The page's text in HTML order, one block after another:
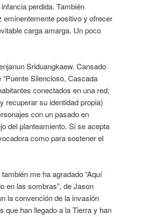
perdida. También
eminentemente positivo y ofrecer
carga amarga. Un poco
Sriduangkaew. Cansado
Silencioso, Cascada
conectados en una red;
recuperar su identidad propia)
con un pasado en
del planteamiento. Si se acepta
como para sostener el
me ha agradado “Aquí
en las sombras”, de Jason
la convención de la invasión
que han llegado a la Tierra y han